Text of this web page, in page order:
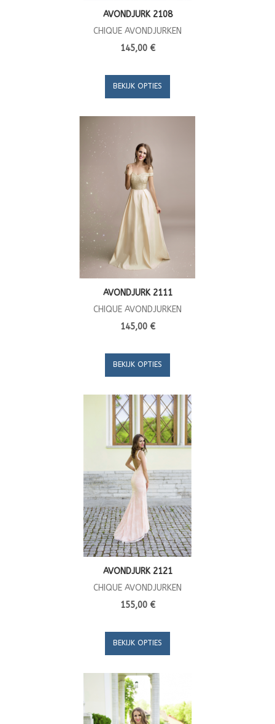
AVONDJURK 2108
CHIQUE AVONDJURKEN
145,00 €
BEKIJK OPTIES
AVONDJURK 2111
CHIQUE AVONDJURKEN
145,00 €
BEKIJK OPTIES
AVONDJURK 2121
CHIQUE AVONDJURKEN
155,00 €
BEKIJK OPTIES